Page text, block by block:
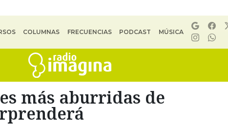
COLUMNAS FRECUENCIAS PODCAST MÚSICA
más aburridas de